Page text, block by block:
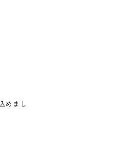
めまし